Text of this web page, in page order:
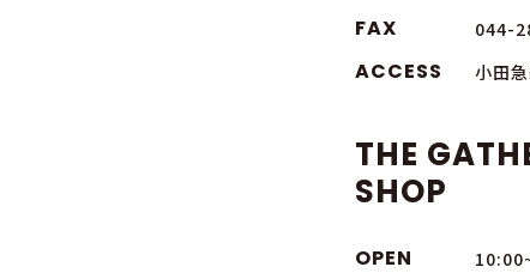
FAX 044-
ACCESS 小田
THE
SHOP
OPEN